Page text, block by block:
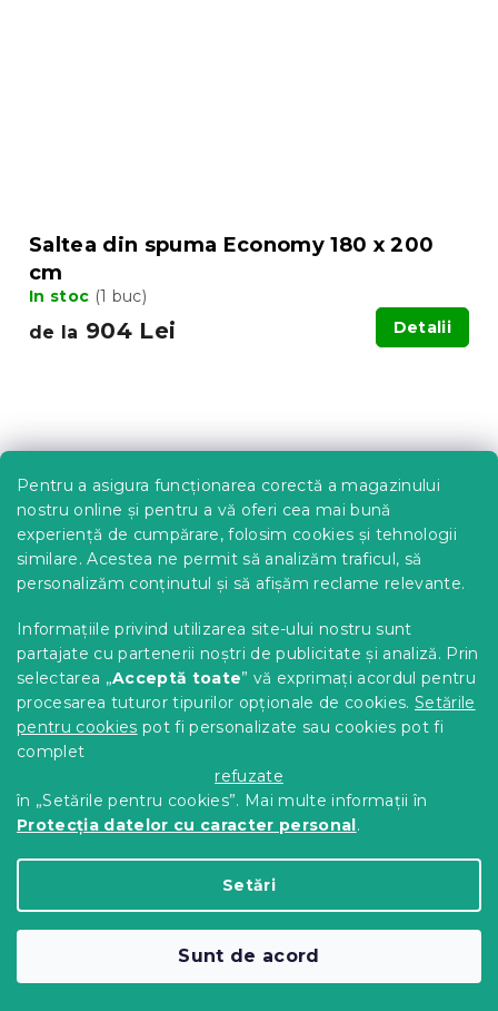
Pentru a asigura funcționarea corectă a magazinului
nostru online și pentru a vă oferi cea mai bună
experiență de cumpărare, folosim cookies și tehnologii
similare. Acestea ne permit să analizăm traficul, să
personalizăm conținutul și să afișăm reclame relevante.
Informațiile privind utilizarea site-ului nostru sunt
partajate cu partenerii noștri de publicitate și analiză. Prin
selectarea „Acceptă toate” vă exprimați acordul pentru
procesarea tuturor tipurilor opționale de cookies. Setările
pentru cookies pot fi personalizate sau cookies pot fi
complet
refuzate
în „Setările pentru cookies”. Mai multe informații în
Protecția datelor cu caracter personal.
Setări
Sunt de acord
Saltea din spuma Economy 180 x 200
cm
In stoc (1 buc)
de la 904 Lei Detalii
Saltea din spuma Economy 80 x 200 cm
14 zile